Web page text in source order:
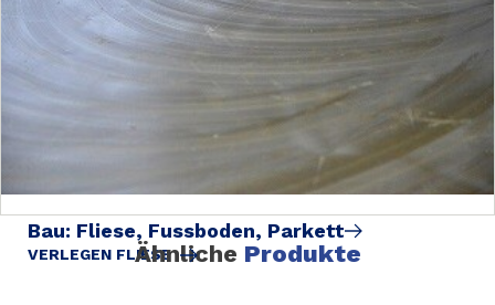
Bau: Fliese, Fussboden, Parkett
VERLEGEN FLIESEÄhnliche Produkte